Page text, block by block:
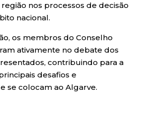
nos processos de decisão
nacional.
os membros do Conselho
ativamente no debate dos
contribuindo para a
desafios e
se colocam ao Algarve.